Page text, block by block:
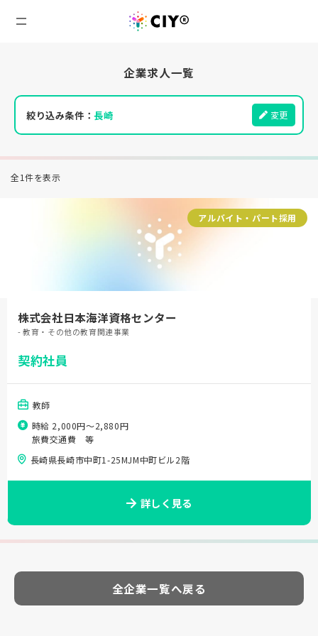
企業求人一覧
絞り込み条件：長崎 変更
全1件を表示
アルバイト・パート採用
株式会社日本海洋資格センター
- 教育・その他の教育関連事業
契約社員
教師
時給 2,000円〜2,880円
旅費交通費 等
長崎県長崎市中町1-25MJM中町ビル2階
詳しく見る
全企業一覧へ戻る